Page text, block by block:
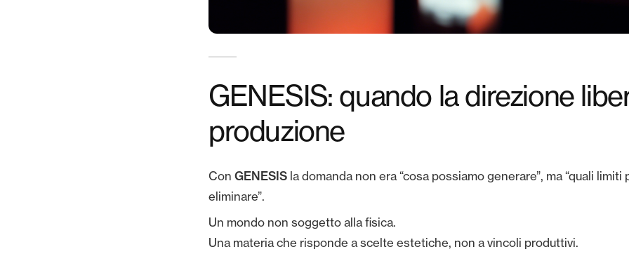
GENESIS: quando la direzione
produzione
Con GENESIS la domanda non era “cosa possiamo generare”, ma “quali limiti
eliminare”.
Un mondo non soggetto alla fisica.
Una materia che risponde a scelte estetiche, non a vincoli produttivi.